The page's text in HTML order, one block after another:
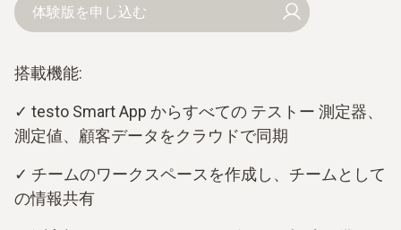
体験版を申し込む
搭載機能:
✓ testo Smart App からすべての テストー 測定器、
測定値、顧客データをクラウドで同期
✓ チームのワークスペースを作成し、チームとして
の情報共有